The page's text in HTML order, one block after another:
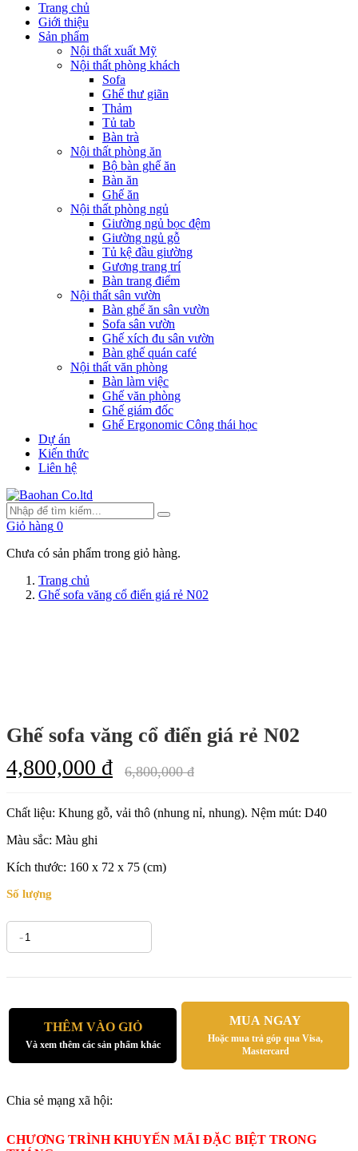
Trang chủ
Giới thiệu
Sản phẩm
Nội thất xuất Mỹ
Nội thất phòng khách
Sofa
Ghế thư giãn
Thảm
Tủ tab
Bàn trà
Nội thất phòng ăn
Bộ bàn ghế ăn
Bàn ăn
Ghế ăn
Nội thất phòng ngủ
Giường ngủ bọc đệm
Giường ngủ gỗ
Tủ kệ đầu giường
Gương trang trí
Bàn trang điểm
Nội thất sân vườn
Bàn ghế ăn sân vườn
Sofa sân vườn
Ghế xích đu sân vườn
Bàn ghế quán café
Nội thất văn phòng
Bàn làm việc
Ghế văn phòng
Ghế giám đốc
Ghế Ergonomic Công thái học
Dự án
Kiến thức
Liên hệ
Giỏ hàng 0
Chưa có sản phẩm trong giỏ hàng.
Trang chủ
Ghế sofa văng cổ điển giá rẻ N02
Ghế sofa văng cổ điển giá rẻ N02
4,800,000 đ 6,800,000 đ
Chất liệu: Khung gỗ, vải thô (nhung nỉ, nhung). Nệm mút: D40
Màu sắc: Màu ghi
Kích thước: 160 x 72 x 75 (cm)
Số lượng
-
THÊM VÀO GIỎ
Và xem thêm các sản phẩm khác
MUA NGAY
Hoặc mua trả góp qua Visa,
Mastercard
Chia sẻ mạng xã hội:
CHƯƠNG TRÌNH KHUYẾN MÃI ĐẶC BIỆT TRONG